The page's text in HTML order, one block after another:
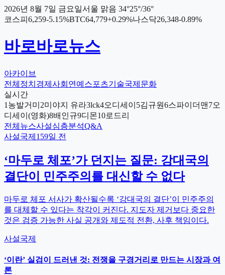
2026년 8월 7일 금요일서울 맑음 34°25°/36°
코스피 6,259-5.15%BTC64,779+0.29%나스닥26,348-0.89%
바로바로뉴스
아카이브
전체 정치 경제 사회 연예 스포츠기술국제 문화
실시간
1 농발거미 2미야지 유라3lck4오디세이 5김규원6스파이더맨 7오
디세이(영화)8배인규9디몬10로드리
전체 뉴스사설심층분석Q&A
사설국제 159일 전
‘마두로 체포’가 던지는 질문: 강대국의
결단이 민주주의를 대신할 수 없다
마두로 체포 서사가 확산될수록 ‘강대국의 결단’이 민주주의
를 대체할 수 있다는 착각이 커진다. 지도자 제거보다 중요한
것은 검증 가능한 사실 공개와 제도적 전환, 사후 책임이다.
사설국제
‘이란’ 실검이 드러낸 것: 전쟁을 구경거리로 만드는 시장과 여
론